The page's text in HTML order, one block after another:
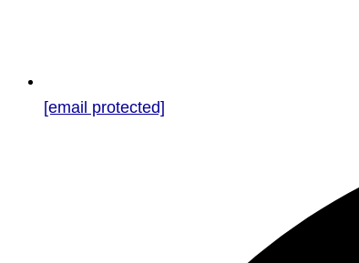
[email protected]